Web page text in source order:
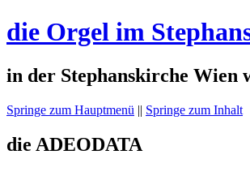
die Orgel im
in der Stephanskirche Wien
Springe zum Hauptmenü || Springe zum Inhalt
die ADEODATA